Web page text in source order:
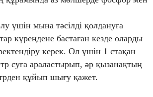
үшін мына тәсілді қолдануға
күреңдене бастаған кезде оларды
керек. Ол үшін 1 стақан
суға араластырып, әр қызанақтың
құйып шығу қажет.